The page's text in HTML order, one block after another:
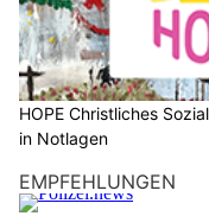
24.07.26 VON
Diensthunde,
Platzkonzert der
Besucherinnen und
"Inflagranti" vom 20.
Die Kantonspolizei
abwechslungsreichen
ein.